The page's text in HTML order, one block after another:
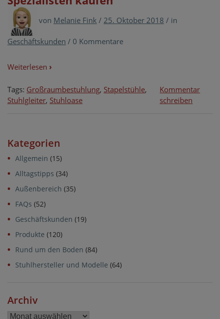
von Melanie Fink / 25. Oktober 2018 / in
Geschäftskunden / 0 Kommentare
Weiterlesen ›
Tags: Großraumbestuhlung, Stapelstühle,
Stuhlgleiter, Stuhloase
Kommentar
schreiben
Kategorien
Allgemein (15)
Alltagstipps (34)
Außenbereich (35)
FAQs (52)
Geschäftskunden (19)
Produkte (120)
Rund um den Boden (84)
Stuhlhersteller und Modelle (64)
Archiv
Archiv